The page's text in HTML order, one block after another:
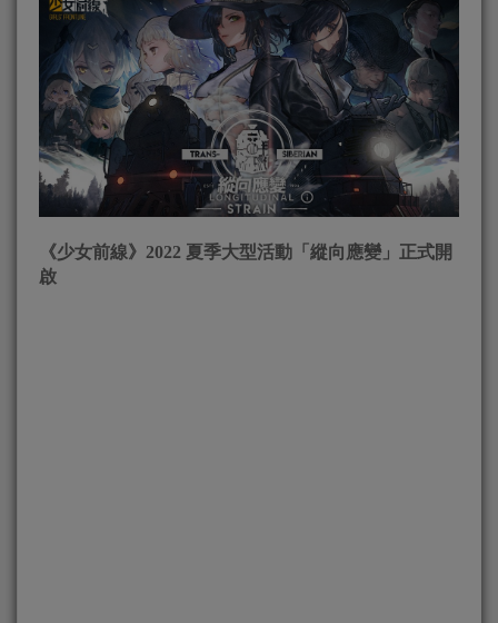
《少女前線》2022 夏季大型活動「縱向應變」正式開
啟